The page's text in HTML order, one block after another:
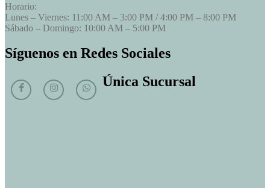
Horario:
Lunes – Viernes: 11:00 AM – 3:00 PM / 4:00 PM – 8:00 PM
Sábado – Domingo: 10:00 AM – 5:00 PM
Síguenos en Redes Sociales
Única Sucursal